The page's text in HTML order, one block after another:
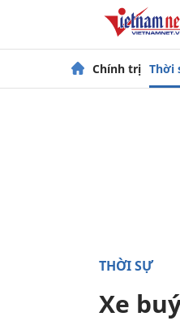
Chính trị Thời
THỜI SỰ
Xe